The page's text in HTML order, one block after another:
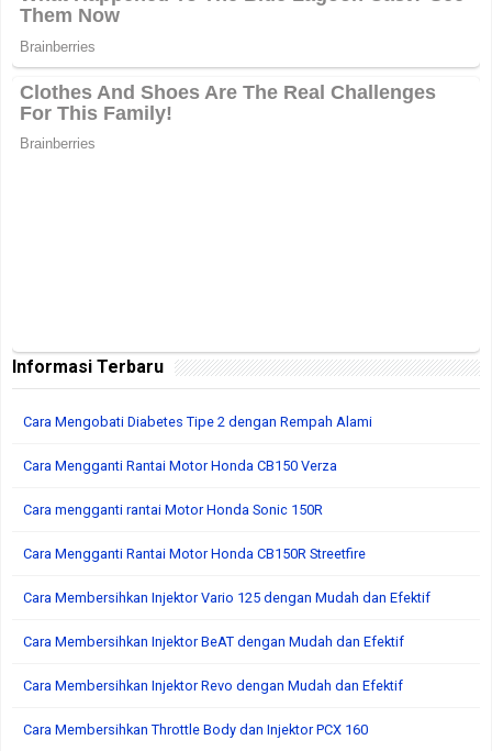
Informasi Terbaru
Cara Mengobati Diabetes Tipe 2 dengan Rempah Alami
Cara Mengganti Rantai Motor Honda CB150 Verza
Cara mengganti rantai Motor Honda Sonic 150R
Cara Mengganti Rantai Motor Honda CB150R Streetfire
Cara Membersihkan Injektor Vario 125 dengan Mudah dan Efektif
Cara Membersihkan Injektor BeAT dengan Mudah dan Efektif
Cara Membersihkan Injektor Revo dengan Mudah dan Efektif
Cara Membersihkan Throttle Body dan Injektor PCX 160